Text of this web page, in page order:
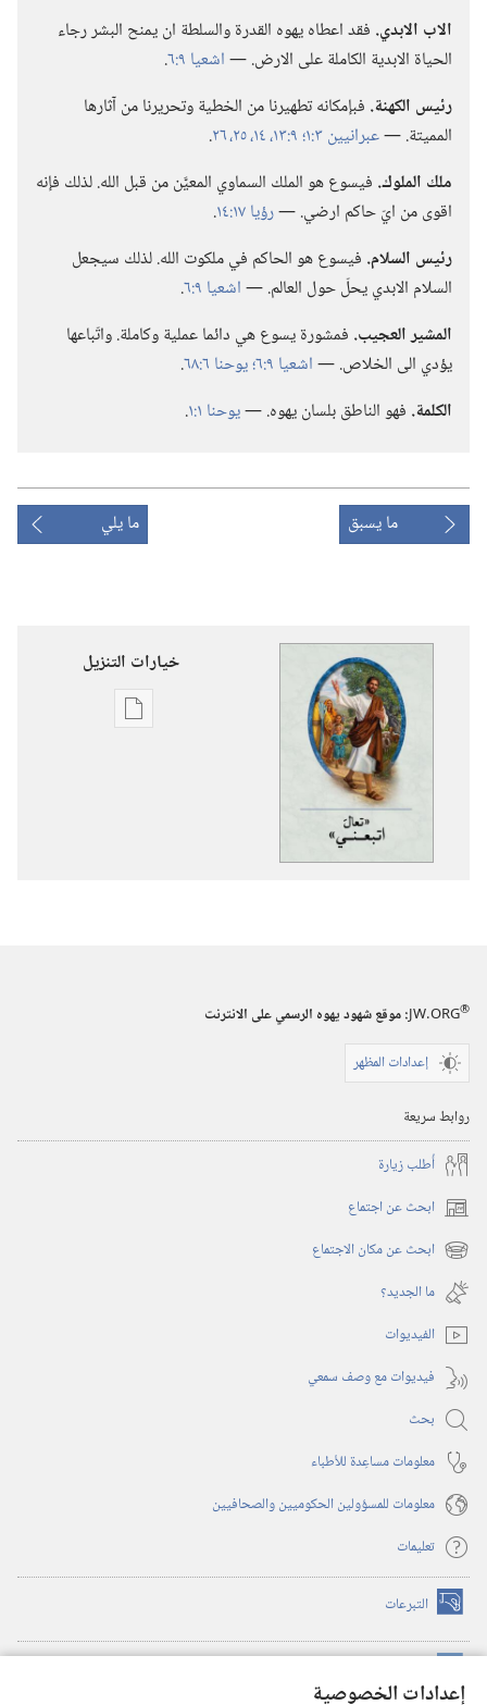
إعدادات الخصوصية
الاب الابدي.‏ فقد اعطاه يهوه القدرة والسلطة ان يمنح البشر رجاء
الحياة الابدية الكاملة على الارض.‏ —‏اشعيا ٩:‏٦
‏.‏
رئيس الكهنة.‏ فبإمكانه تطهيرنا من الخطية وتحريرنا من آثارها
المميتة.‏ —‏عبرانيين ٣:‏١؛‏
‏.‏
ملك الملوك.‏ فيسوع هو الملك السماوي المعيَّن من قبل الله.‏ لذلك فإنه
اقوى من ايّ حاكم ارضي.‏ —‏رؤيا ١٧:‏١٤
‏.‏
رئيس السلام.‏ فيسوع هو الحاكم في ملكوت الله.‏ لذلك سيجعل
السلام الابدي يحلّ حول العالم.‏ —‏اشعيا ٩:‏٦
‏.‏
المشير العجيب.‏ فمشورة يسوع هي دائما عملية وكاملة.‏ واتّباعها
يؤدي الى الخلاص.‏ —‏اشعيا ٩:‏٦؛‏ يوحنا ٦:‏٦٨
‏.‏
الكلمة.‏ فهو الناطق بلسان يهوه.‏ —‏يوحنا ١:‏١ ‏.‏
ما يسبق ما يلي
خيارات التنزيل
خيارات
JW.ORG®
:‏ موقع شهود يهوه الرسمي على الانترنت
إعدادات المظهر
روابط سريعة
أُطلب زيارة
ابحث عن اجتماع (يفتح
نافذة ابحث عن مكان الاجتماع (يفتح
نافذة
جديدة)
ما الجديد؟‏
الفيديوات
فيديوات مع وصف سمعي
بحث
معلومات مساعِدة للأطباء
معلومات للمسؤولين الحكوميين والصحافيين
تعليمات
التبرعات (يفتح
نافذة
(يفتح